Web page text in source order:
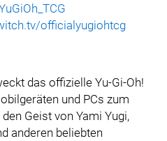
officialyugiohtcg
das offizielle Yu-Gi-Oh!
und PCs zum
Geist von Yami Yugi,
anderen beliebten